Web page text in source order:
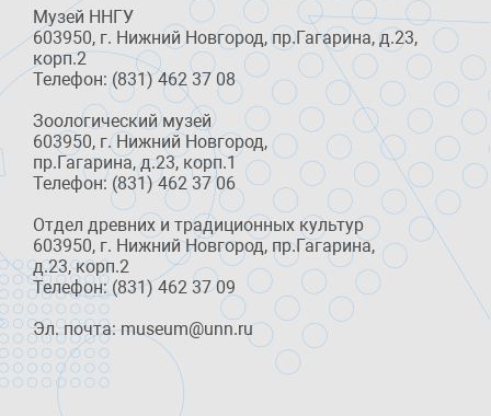
Музей ННГУ
603950, г. Нижний Новгород, пр.Гагарина, д.23,
корп.2
Телефон: (831) 462 37 08
Зоологический музей
603950, г. Нижний Новгород,
пр.Гагарина, д.23, корп.1
Телефон: (831) 462 37 06
Отдел древних и традиционных культур
603950, г. Нижний Новгород, пр.Гагарина,
д.23, корп.2
Телефон: (831) 462 37 09
Эл. почта: museum@unn.ru